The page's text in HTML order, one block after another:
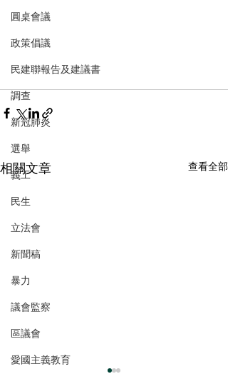
圓桌會議
政策倡議
民建聯報告及建議書
調查
新冠肺炎
選舉
義工
民生
立法會
新聞稿
暴力
議會監察
區議會
愛國主義教育
相關文章 查看全部